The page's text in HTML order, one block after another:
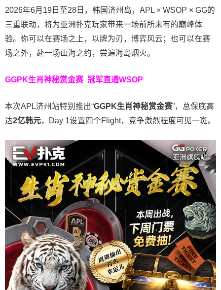
2026年6月19日至28日，韩国济州岛，APL × WSOP × GG的
三重联动，将为亚洲扑克玩家带来一场前所未有的巅峰体
验。 你可以在赛场之上，以牌为刃，博弈风云；也可以在赛
场之外，赴一场山海之约，尝遍海岛烟火。
GGPK生肖神秘赏金赛 冠军直通WSOP
本次APL济州站特别推出“GGPK生肖神秘赏金赛”，总保底高
达2亿韩元，Day 1设置四个Flight，竞争激烈程度可见一斑。